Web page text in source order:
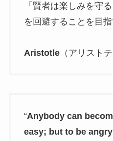
「賢者は楽しみを守
を回避することを目指
Aristotle（アリストテ
“Anybody can
easy; but to be